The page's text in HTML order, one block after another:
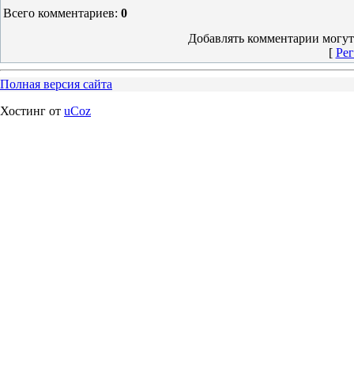
Всего комментариев: 0
Добавлять комментарии
[
Полная версия сайта
Хостинг от uCoz